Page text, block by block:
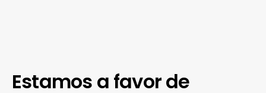
Estamos a favor de